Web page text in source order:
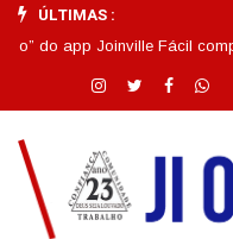
ÚLTIMAS :
do app Joinville Fácil